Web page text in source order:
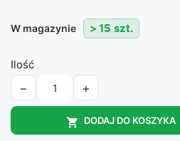
W magazynie > 15 szt.
Ilość
− +
 DODAJ DO KOSZYKA